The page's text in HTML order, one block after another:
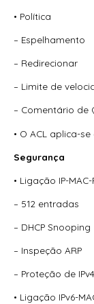
• Política
– Espelhamento
– Redirecionar
– Limite de
– Comentário de
• O ACL aplica-
Segurança
• Ligação IP-
– 512 entradas
– DHCP Snooping
– Inspeção ARP
– Proteção de
• Ligação IPv6-